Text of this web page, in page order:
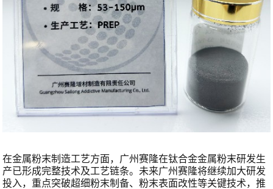
在金属粉末制造工艺方面，广州赛隆在钛合金金属粉末研发生
产已形成完整技术及工艺链条。未来广州赛隆将继续加大研发
投入，重点突破超细粉末制备、粉末表面改性等关键技术，推